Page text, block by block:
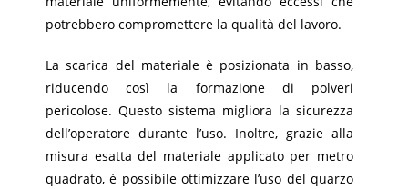
potrebbero compromettere la qualità del lavoro.
La scarica del materiale è posizionata in basso,
riducendo così la formazione di polveri
pericolose. Questo sistema migliora la sicurezza
dell’operatore durante l’uso. Inoltre, grazie alla
misura esatta del materiale applicato per metro
quadrato, è possibile ottimizzare l’uso del quarzo